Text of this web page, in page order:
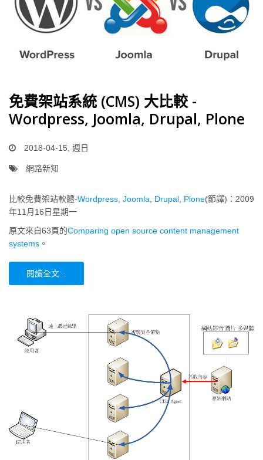
免費架站系統 (CMS) 大比較 -
Wordpress, Joomla, Drupal, Plone
2018-04-15, 週日
網路新知
比較免費架站軟體-Wordpress Joomla Drupal Plone(節譯)：2009
年11月16日星期一
原文來自63頁的Comparing open source content management
systems 。
閱讀全文...